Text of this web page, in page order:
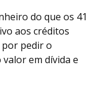
do que os 41
aos créditos
por pedir o
em dívida e